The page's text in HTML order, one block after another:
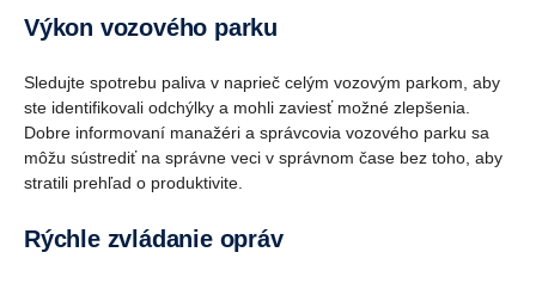
Výkon vozového parku
Sledujte spotrebu paliva v naprieč celým vozovým parkom, aby
ste identifikovali odchýlky a mohli zaviesť možné zlepšenia.
Dobre informovaní manažéri a správcovia vozového parku sa
môžu sústrediť na správne veci v správnom čase bez toho, aby
stratili prehľad o produktivite.
Rýchle zvládanie opráv